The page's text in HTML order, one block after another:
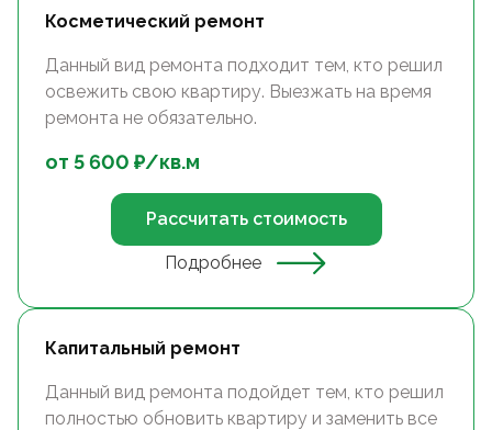
Косметический ремонт
Данный вид ремонта подходит тем, кто решил
освежить свою квартиру. Выезжать на время
ремонта не обязательно.
от 5 600 ₽/кв.м
Рассчитать стоимость
Подробнее
Капитальный ремонт
Данный вид ремонта подойдет тем, кто решил
полностью обновить квартиру и заменить все